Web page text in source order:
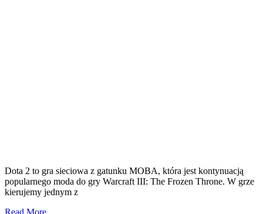
Dota 2 to gra sieciowa z gatunku MOBA, która jest kontynuacją
popularnego moda do gry Warcraft III: The Frozen Throne. W grze
kierujemy jednym z
Read More